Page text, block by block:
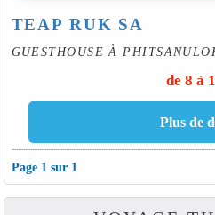
TEAP RUK SA
GUESTHOUSE À
de 8 à
Page 1 sur 1